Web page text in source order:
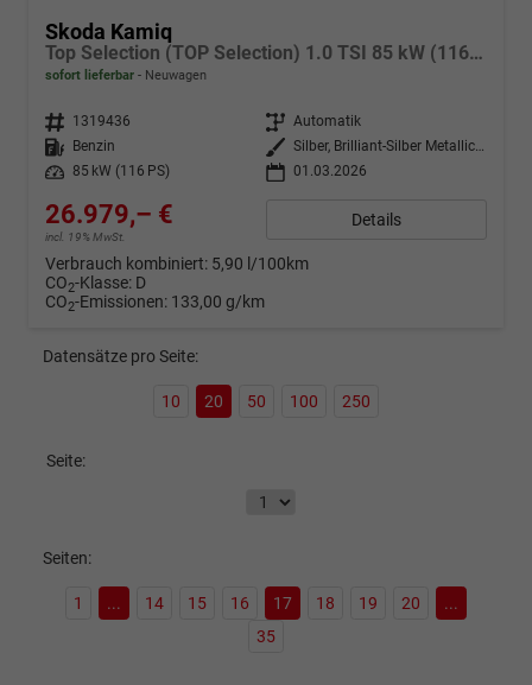
Skoda Kamiq
Top Selection (TOP Selection) 1.0 TSI 85 kW (116 PS) 7-Gang DSG
sofort lieferbar Neuwagen
Fahrzeugnr. 1319436 Getriebe Automatik
Kraftstoff
Benzin Außenfarbe
Silber, Brilliant-Silber Metallic (8E)
Leistung
85 kW (116 PS) 01.03.2026
26.979,– €
incl. 19% MwSt.
Details
Verbrauch kombiniert: 5,90 l/100km
CO2-Klasse: D
CO2-Emissionen: 133,00 g/km
Datensätze pro Seite:
10 20 50 100 250
Seite:
Seiten:
1 ... 14 15 16 17 18 19 20
...
35